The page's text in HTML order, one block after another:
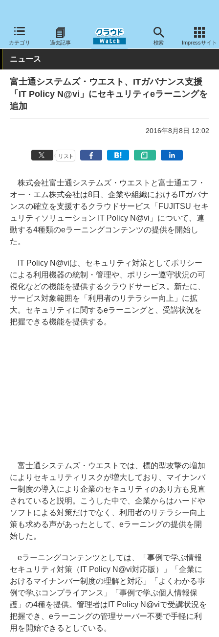
カテゴリ 過去記事 検索 Impressサイト
クラウド Watch セキュリティ セキュリティサービス
ニュース
富士通システムズ・ウエスト、ITガバナンス支援
「IT Policy N@vi」にセキュリティeラーニングを
追加
2016年8月8日 12:02
リスト
株式会社富士通システムズ・ウエストと富士通エフ・
オー・エム株式会社は8日、企業や組織におけるITガバナ
ンスの確立を支援するクラウドサービス「FUJITSU セキ
ュリティソリューション IT Policy N@vi」について、連
動する4種類のeラーニングコンテンツの提供を開始し
た。
IT Policy N@viは、セキュリティ対策としてポリシー
による利用機器の統制・管理や、ポリシー遵守状況の可
視化などの機能を提供するクラウドサービス。新たに、
サービス対象範囲を「利用者のリテラシー向上」に拡
大。セキュリティに関するeラーニングと、受講状況を
把握できる機能を提供する。
富士通システムズ・ウエストでは、標的型攻撃の増加
によりセキュリティリスクが増大しており、マイナンバ
ー制度の導入により企業のセキュリティのあり方も見直
されていると説明。こうした中で、企業からはハードや
ソフトによる対策だけでなく、利用者のリテラシー向上
策も求める声があったとして、eラーニングの提供を開
始した。
eラーニングコンテンツとしては、「事例で学ぶ情報
セキュリティ対策（IT Policy N@vi対応版）」「企業に
おけるマイナンバー制度の理解と対応」「よくわかる事
例で学ぶコンプライアンス」「事例で学ぶ個人情報保
護」の4種を提供。管理者はIT Policy N@viで受講状況を
把握でき、eラーニングの管理サーバー不要で手軽に利
用を開始できるとしている。